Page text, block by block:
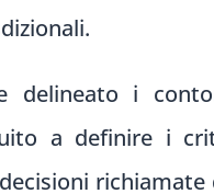
delineato i
a definire i
richiamate